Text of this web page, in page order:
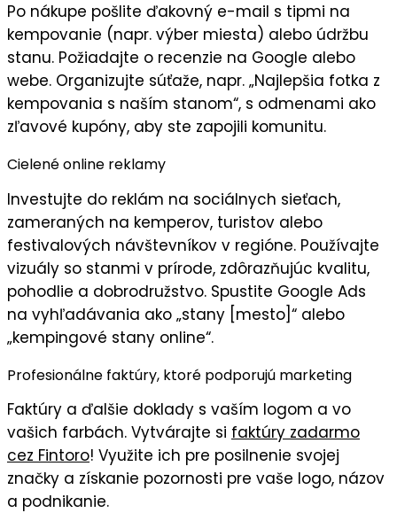
Po nákupe pošlite ďakovný e-mail s tipmi na
kempovanie (napr. výber miesta) alebo údržbu
stanu. Požiadajte o recenzie na Google alebo
webe. Organizujte súťaže, napr. „Najlepšia fotka z
kempovania s naším stanom“, s odmenami ako
zľavové kupóny, aby ste zapojili komunitu.
Cielené online reklamy
Investujte do reklám na sociálnych sieťach,
zameraných na kemperov, turistov alebo
festivalových návštevníkov v regióne. Používajte
vizuály so stanmi v prírode, zdôrazňujúc kvalitu,
pohodlie a dobrodružstvo. Spustite Google Ads
na vyhľadávania ako „stany [mesto]“ alebo
„kempingové stany online“.
Profesionálne faktúry, ktoré podporujú marketing
Faktúry a ďalšie doklady s vaším logom a vo
vašich farbách. Vytvárajte si faktúry zadarmo
cez Fintoro! Využite ich pre posilnenie svojej
značky a získanie pozornosti pre vaše logo, názov
a podnikanie.